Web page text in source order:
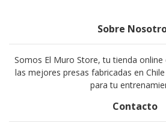
Sobre
Somos El Muro Store, tu tienda online
las mejores presas fabricadas en
para tu
Contacto